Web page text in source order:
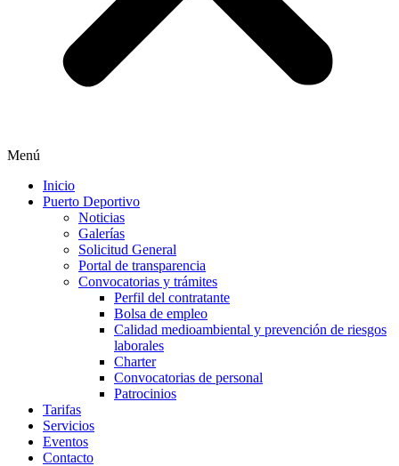
Menú
Inicio
Puerto Deportivo
Noticias
Galerías
Solicitud General
Portal de transparencia
Convocatorias y trámites
Perfil del contratante
Bolsa de empleo
Calidad medioambiental y prevención de riesgos
laborales
Charter
Convocatorias de personal
Patrocinios
Tarifas
Servicios
Eventos
Contacto